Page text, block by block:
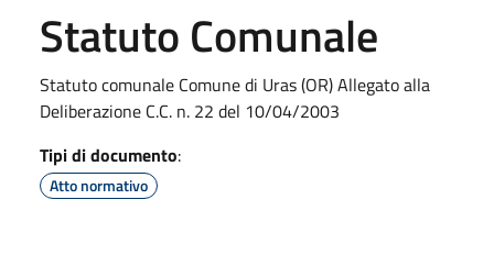
Statuto Comunale
Statuto comunale Comune di Uras (OR) Allegato alla
Deliberazione C.C. n. 22 del 10/04/2003
Tipi di documento:
Atto normativo